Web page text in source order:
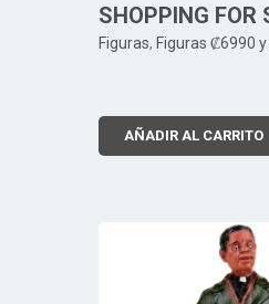
SHOPPING FOR
Figuras, Figuras ₡6990
AÑADIR AL CARRITO